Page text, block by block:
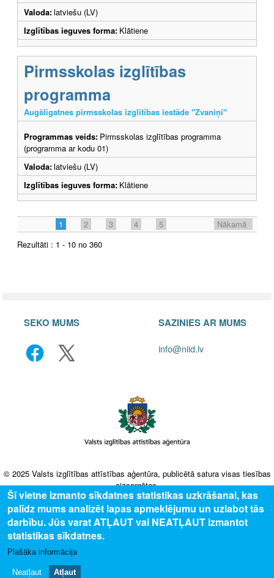
Valoda:latviešu (LV)
Izglītības ieguves forma: Klātiene
Pirmsskolas izglītības
programma
Augšlīgatnes pirmsskolas izglītības iestāde "Zvaniņi"
Programmas veids: Pirmsskolas izglītības programma
(programma ar kodu 01)
Valoda:latviešu (LV)
Izglītības ieguves forma: Klātiene
1 2 3 4 5
Nākamā
Rezultāti : 1 - 10 no 360
SEKO MUMS SAZINIES AR MUMS
info@niid.lv
© 2025 Valsts izglītības attīstības aģentūra, publicētā satura visas tiesības
aizsargātas.
Šī vietne izmanto sīkdatnes statistikas uzkrāšanai, kas
palīdz mums analizēt lapas apmeklējumu un uzlabot tās
darbību. Jūs varat ATĻAUT vai NEATĻAUT izmantot
statistikas sīkdatnes.
Plašāka informācija
Neatļaut Atļaut